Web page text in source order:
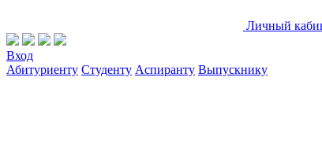
Личный
Вход
Абитуриенту Студенту Аспиранту Выпускнику